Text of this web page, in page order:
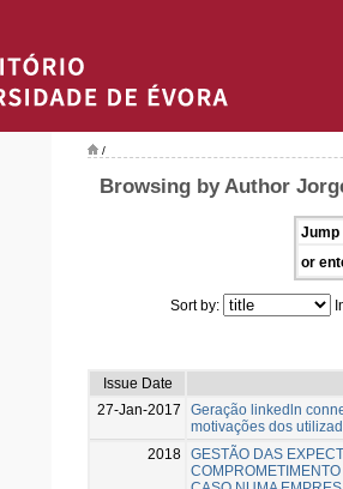
/
Browsing by Author
Jump
or
Sort by:
Issue Date
27-Jan-2017
Geração linkedln
motivações dos
2018 GESTÃO DAS